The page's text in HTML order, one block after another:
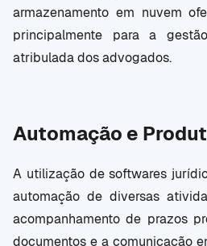
armazenamento em nuvem
principalmente para a
atribulada dos advogados.
Automação e
A utilização de softwares
automação de diversas
acompanhamento de prazos
documentos e a comunicação